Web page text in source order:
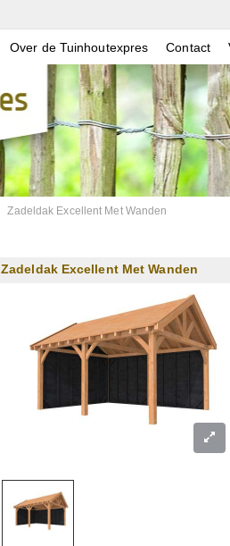
Over de Tuinhoutexpres Contact
Zadeldak Excellent Met Wanden
Zadeldak Excellent Met Wanden